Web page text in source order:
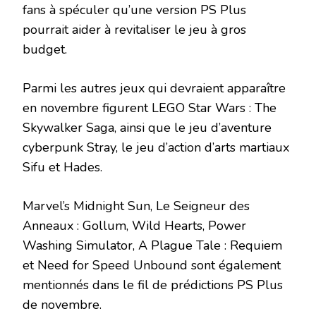
fans à spéculer qu’une version PS Plus
pourrait aider à revitaliser le jeu à gros
budget.
Parmi les autres jeux qui devraient apparaître
en novembre figurent LEGO Star Wars : The
Skywalker Saga, ainsi que le jeu d’aventure
cyberpunk Stray, le jeu d’action d’arts martiaux
Sifu et Hades.
Marvel’s Midnight Sun, Le Seigneur des
Anneaux : Gollum, Wild Hearts, Power
Washing Simulator, A Plague Tale : Requiem
et Need for Speed ​​Unbound sont également
mentionnés dans le fil de prédictions PS Plus
de novembre.